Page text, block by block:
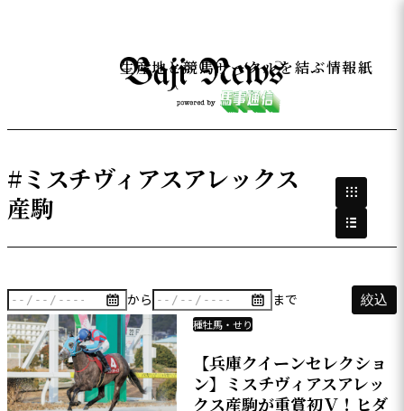
生産地と競馬サークルを結ぶ情報紙
#ミスチヴィアスアレックス
産駒
から まで 絞込
種牡馬・せり
【兵庫クイーンセレクショ
ン】ミスチヴィアスアレッ
クス産駒が重賞初Ｖ！ヒダ